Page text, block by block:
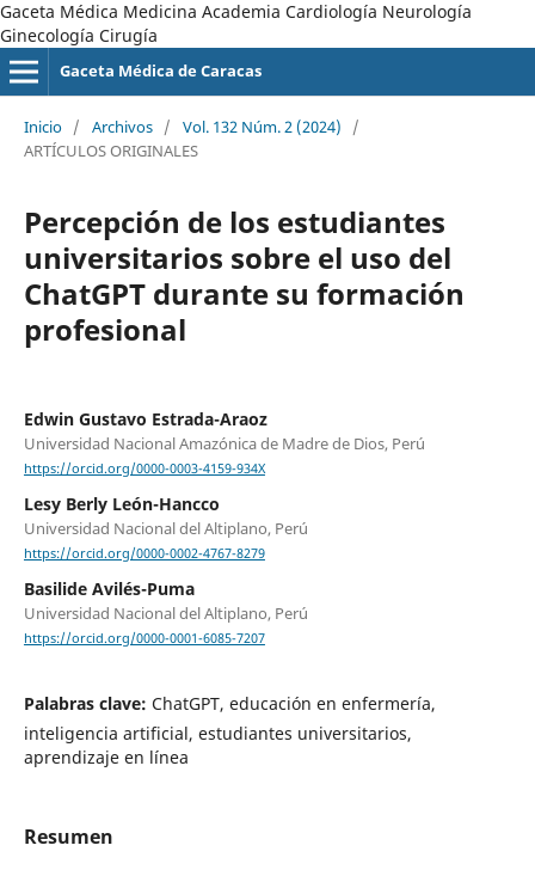
Gaceta Médica Medicina Academia Cardiología Neurología
Ginecología Cirugía
Gaceta Médica de Caracas
Inicio / Archivos / Vol. 132 Núm. 2 (2024)
/
ARTÍCULOS ORIGINALES
Percepción de los estudiantes
universitarios sobre el uso del
ChatGPT durante su formación
profesional
Edwin Gustavo Estrada-Araoz
Universidad Nacional Amazónica de Madre de Dios, Perú
https://orcid.org/0000-0003-4159-934X
Lesy Berly León-Hancco
Universidad Nacional del Altiplano, Perú
https://orcid.org/0000-0002-4767-8279
Basilide Avilés-Puma
Universidad Nacional del Altiplano, Perú
https://orcid.org/0000-0001-6085-7207
Palabras clave: ChatGPT, educación en enfermería,
inteligencia artificial, estudiantes universitarios,
aprendizaje en línea
Resumen